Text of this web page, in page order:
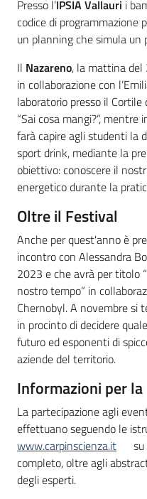
Presso l’IPSIA Vallauri i
codice di programmazione
un planning che simula un
Il Nazareno, la mattina del
in collaborazione con
laboratorio presso il
“Sai cosa mangi?”,
farà capire agli studenti la
sport drink, mediante la
obiettivo: conoscere il
energetico durante la
Oltre il Festival
Anche per quest'anno è
incontro con Alessandra
2023 e che avrà per titolo
nostro tempo” in
Chernobyl. A novembre
in procinto di decidere
futuro ed esponenti di
aziende del territorio.
Informazioni per
La partecipazione agli
effettuano seguendo le
www.carpinscienza.it
completo, oltre agli
degli esperti.